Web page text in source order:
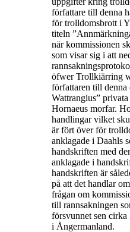
författare till denna
för trolldomsbrott i
titeln ”
när kommissionen
som visar sig i att
öfwer Trollkiärring
författaren till denna
Wattrangius” privata
Hornaeus morfar.
handlingar vilket
är fört över för
anklagade i Daahls
handskriften med
anklagade i
handskriften är
på att det handlar
frågan om
till rannsakningen
försvunnet sen
i Ångermanland.